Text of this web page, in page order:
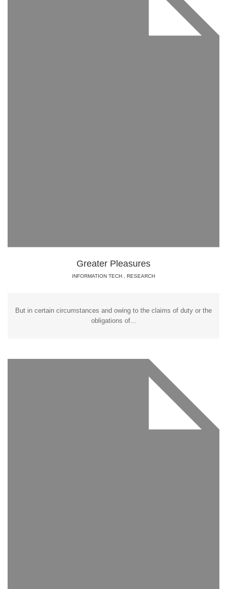
Greater Pleasures
INFORMATION TECH RESEARCH
But in certain circumstances and owing to the claims of duty or the
obligations of...